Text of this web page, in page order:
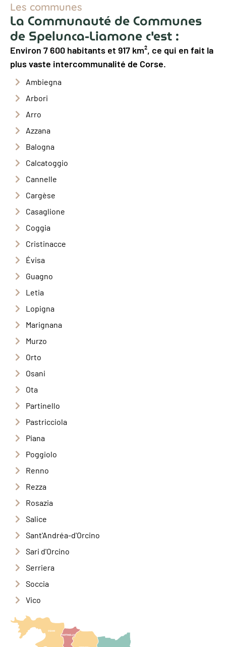
Les communes
La Communauté de Communes
de Spelunca-Liamone c'est :
Environ 7 600 habitants et 917 km², ce qui en fait la
plus vaste intercommunalité de Corse.
Ambiegna
Arbori
Arro
Azzana
Balogna
Calcatoggio
Cannelle
Cargèse
Casaglione
Coggia
Cristinacce
Évisa
Guagno
Letia
Lopigna
Marignana
Murzo
Orto
Osani
Ota
Partinello
Pastricciola
Piana
Poggiolo
Renno
Rezza
Rosazia
Salice
Sant'Andréa-d'Orcino
Sari d'Orcino
Serriera
Soccia
Vico